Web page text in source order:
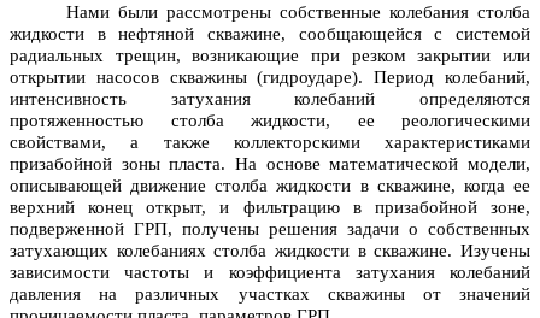
Нами были рассмотрены собственные колебания столба
жидкости в нефтяной скважине, сообщающейся с системой
радиальных трещин, возникающие при резком закрытии или
открытии насосов скважины (гидроударе). Период колебаний,
интенсивность затухания колебаний определяются
протяженностью столба жидкости, ее реологическими
свойствами, а также коллекторскими характеристиками
призабойной зоны пласта. На основе математической модели,
описывающей движение столба жидкости в скважине, когда ее
верхний конец открыт, и фильтрацию в призабойной зоне,
подверженной ГРП, получены решения задачи о собственных
затухающих колебаниях столба жидкости в скважине. Изучены
зависимости частоты и коэффициента затухания колебаний
давления на различных участках скважины от значений